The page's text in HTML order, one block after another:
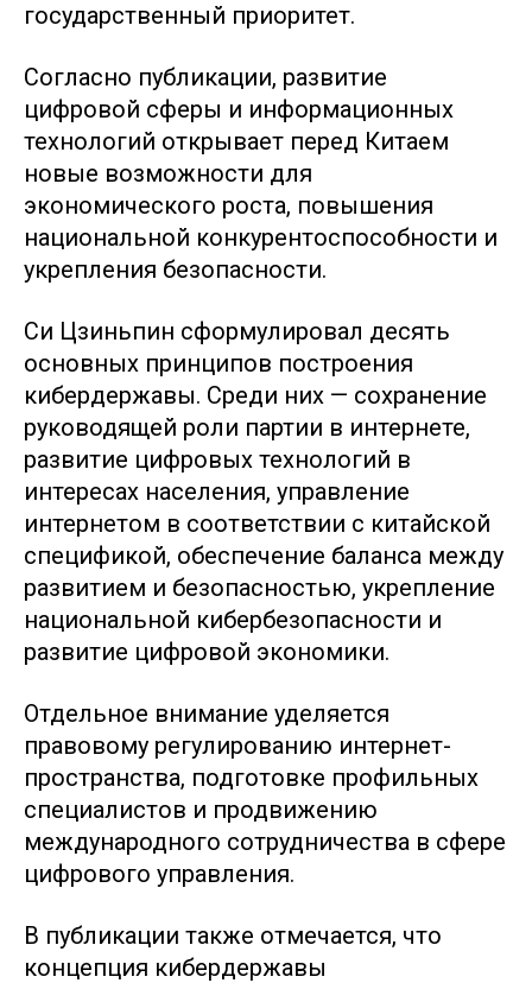
государственный приоритет.
Согласно публикации, развитие
цифровой сферы и информационных
технологий открывает перед Китаем
новые возможности для
экономического роста, повышения
национальной конкурентоспособности и
укрепления безопасности.
Си Цзиньпин сформулировал десять
основных принципов построения
кибердержавы. Среди них — сохранение
руководящей роли партии в интернете,
развитие цифровых технологий в
интересах населения, управление
интернетом в соответствии с китайской
спецификой, обеспечение баланса между
развитием и безопасностью, укрепление
национальной кибербезопасности и
развитие цифровой экономики.
Отдельное внимание уделяется
правовому регулированию интернет-
пространства, подготовке профильных
специалистов и продвижению
международного сотрудничества в сфере
цифрового управления.
В публикации также отмечается, что
концепция кибердержавы